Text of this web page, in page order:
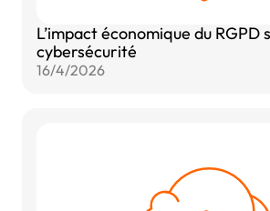
L’impact économique du RGPD
cybersécurité
16/4/2026